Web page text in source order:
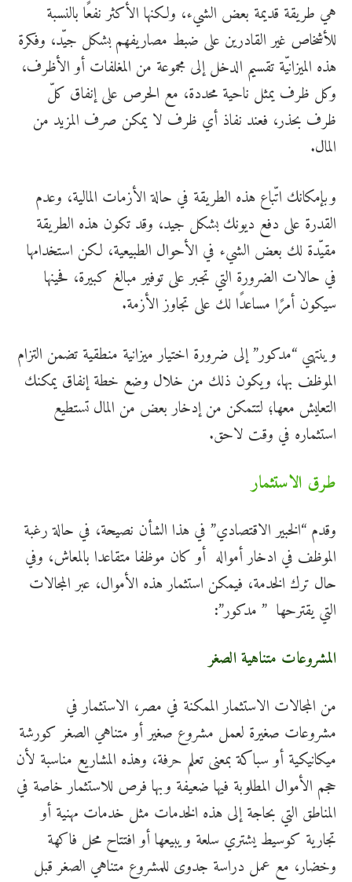
هي طريقة قديمة بعض الشيء، ولكنها الأكثر نفعًا بالنسبة
للأشخاص غير القادرين على ضبط مصاريفهم بشكل جيّد، وفكرة
هذه الميزانيّة تقسيم الدخل إلى مجموعة من المغلفات أو الأظرف،
وكل ظرف يمثل ناحية محددة، مع الحرص على إنفاق كلّ
ظرف بحذر، فعند نفاذ أي ظرف لا يمكن صرف المزيد من
المال.
وبإمكانك اتّباع هذه الطريقة في حالة الأزمات المالية، وعدم
القدرة على دفع ديونك بشكل جيد، وقد تكون هذه الطريقة
مقيّدة لك بعض الشيء في الأحوال الطبيعية، لكن استخدامها
في حالات الضرورة التي تجبر على توفير مبالغ كبيرة، فحينها
سيكون أمرًا مساعدًا لك على تجاوز الأزمة.
وينتهي “مدكور” إلى ضرورة اختيار ميزانية منطقية تضمن التزام
الموظف بها، ويكون ذلك من خلال وضع خطة إنفاق يمكنك
التعايش معها؛ لتتمكن من إدخار بعض من المال تستطيع
استثماره في وقت لاحق.
طرق الاستثمار
وقدم “الخبير الاقتصادي” في هذا الشأن نصيحة، في حالة رغبة
الموظف في ادخار أمواله أو كان موظفا متقاعدا بالمعاش، وفي
حال ترك الخدمة، فيمكن استثمار هذه الأموال، عبر المجالات
التي يقترحها ” مدكور”:
المشروعات متناهية الصغر
من المجالات الاستثمار الممكنة في مصر، الاستثمار في
مشروعات صغيرة لعمل مشروع صغير أو متناهي الصغر كورشة
ميكانيكية أو سباكة بمعنى تعلم حرفة، وهذه المشاريع مناسبة لأن
حجم الأموال المطلوبة فيها ضعيفة وبها فرص للاستثمار خاصة في
المناطق التي بحاجة إلى هذه الخدمات مثل خدمات مهنية أو
تجارية كوسيط يشتري سلعة ويبيعها أو افتتاح محل فاكهة
وخضار، مع عمل دراسة جدوى للمشروع متناهي الصغر قبل